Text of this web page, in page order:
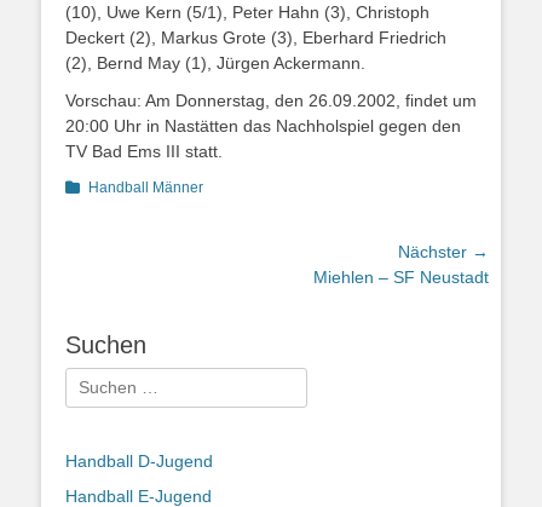
(10), Uwe Kern (5/1), Peter Hahn (3), Christoph
Deckert (2), Markus Grote (3), Eberhard Friedrich
(2), Bernd May (1), Jürgen Ackermann.
Vorschau: Am Donnerstag, den 26.09.2002, findet um
20:00 Uhr in Nastätten das Nachholspiel gegen den
TV Bad Ems III statt.
Kategorien
Handball Männer
Nächster →
NächsterMiehlen – SF Neustadt
Suchen
Suchen
nach:
Handball D-Jugend
Handball E-Jugend